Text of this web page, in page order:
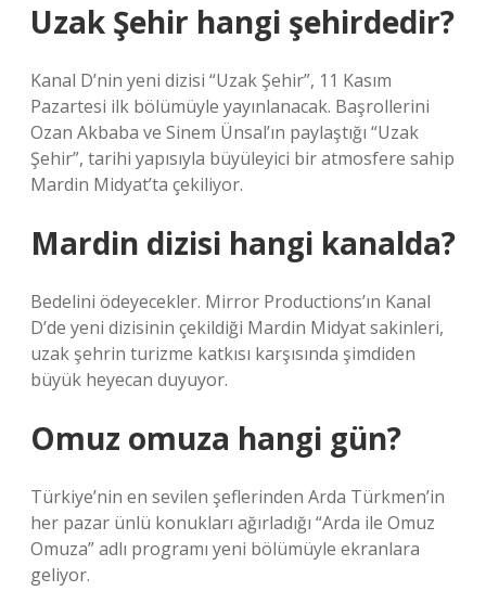
Uzak Şehir hangi şehirdedir?
Kanal D’nin yeni dizisi “Uzak Şehir”, 11 Kasım
Pazartesi ilk bölümüyle yayınlanacak. Başrollerini
Ozan Akbaba ve Sinem Ünsal’ın paylaştığı “Uzak
Şehir”, tarihi yapısıyla büyüleyici bir atmosfere sahip
Mardin Midyat’ta çekiliyor.
Mardin dizisi hangi kanalda?
Bedelini ödeyecekler. Mirror Productions’ın Kanal
D’de yeni dizisinin çekildiği Mardin Midyat sakinleri,
uzak şehrin turizme katkısı karşısında şimdiden
büyük heyecan duyuyor.
Omuz omuza hangi gün?
Türkiye’nin en sevilen şeflerinden Arda Türkmen’in
her pazar ünlü konukları ağırladığı “Arda ile Omuz
Omuza” adlı programı yeni bölümüyle ekranlara
geliyor.